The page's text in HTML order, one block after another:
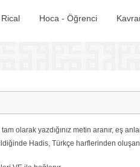
Rical Hoca - Öğrenci
tam olarak yazdığınız metin aranır, eş
Hadis, Türkçe harflerinden